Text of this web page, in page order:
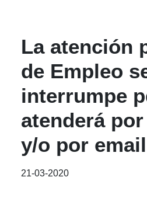
La atención
de Empleo
interrumpe
atenderá
y/o por email
21-03-2020